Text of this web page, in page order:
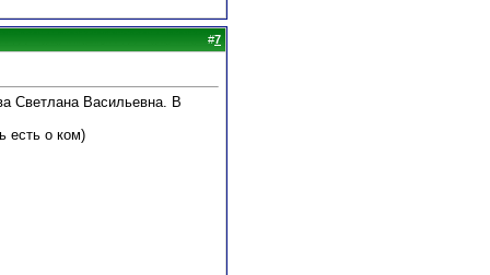
#7
Светлана Васильевна. В
есть о ком)